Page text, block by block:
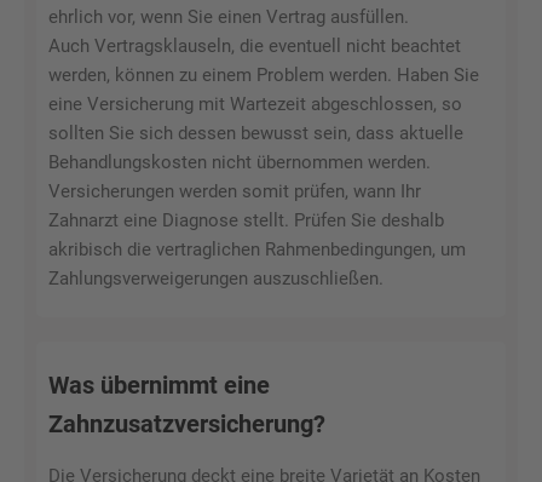
ehrlich vor, wenn Sie einen Vertrag ausfüllen.
Auch Vertragsklauseln, die eventuell nicht beachtet
werden, können zu einem Problem werden. Haben Sie
eine Versicherung mit Wartezeit abgeschlossen, so
sollten Sie sich dessen bewusst sein, dass aktuelle
Behandlungskosten nicht übernommen werden.
Versicherungen werden somit prüfen, wann Ihr
Zahnarzt eine Diagnose stellt. Prüfen Sie deshalb
akribisch die vertraglichen Rahmenbedingungen, um
Zahlungsverweigerungen auszuschließen.
Was übernimmt eine
Zahnzusatzversicherung?
Die Versicherung deckt eine breite Varietät an Kosten